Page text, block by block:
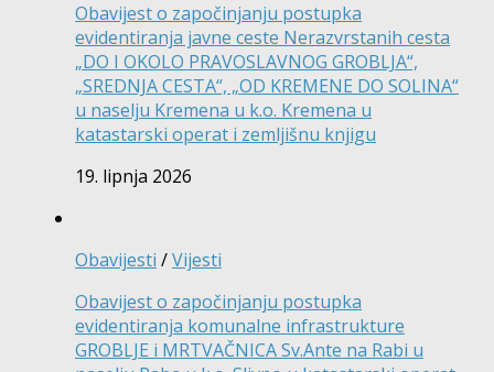
Obavijest o započinjanju postupka
evidentiranja javne ceste Nerazvrstanih cesta
„DO I OKOLO PRAVOSLAVNOG GROBLJA“,
„SREDNJA CESTA“, „OD KREMENE DO SOLINA“
u naselju Kremena u k.o. Kremena u
katastarski operat i zemljišnu knjigu
19. lipnja 2026
Obavijesti /Vijesti
Obavijest o započinjanju postupka
evidentiranja komunalne infrastrukture
GROBLJE i MRTVAČNICA Sv.Ante na Rabi u